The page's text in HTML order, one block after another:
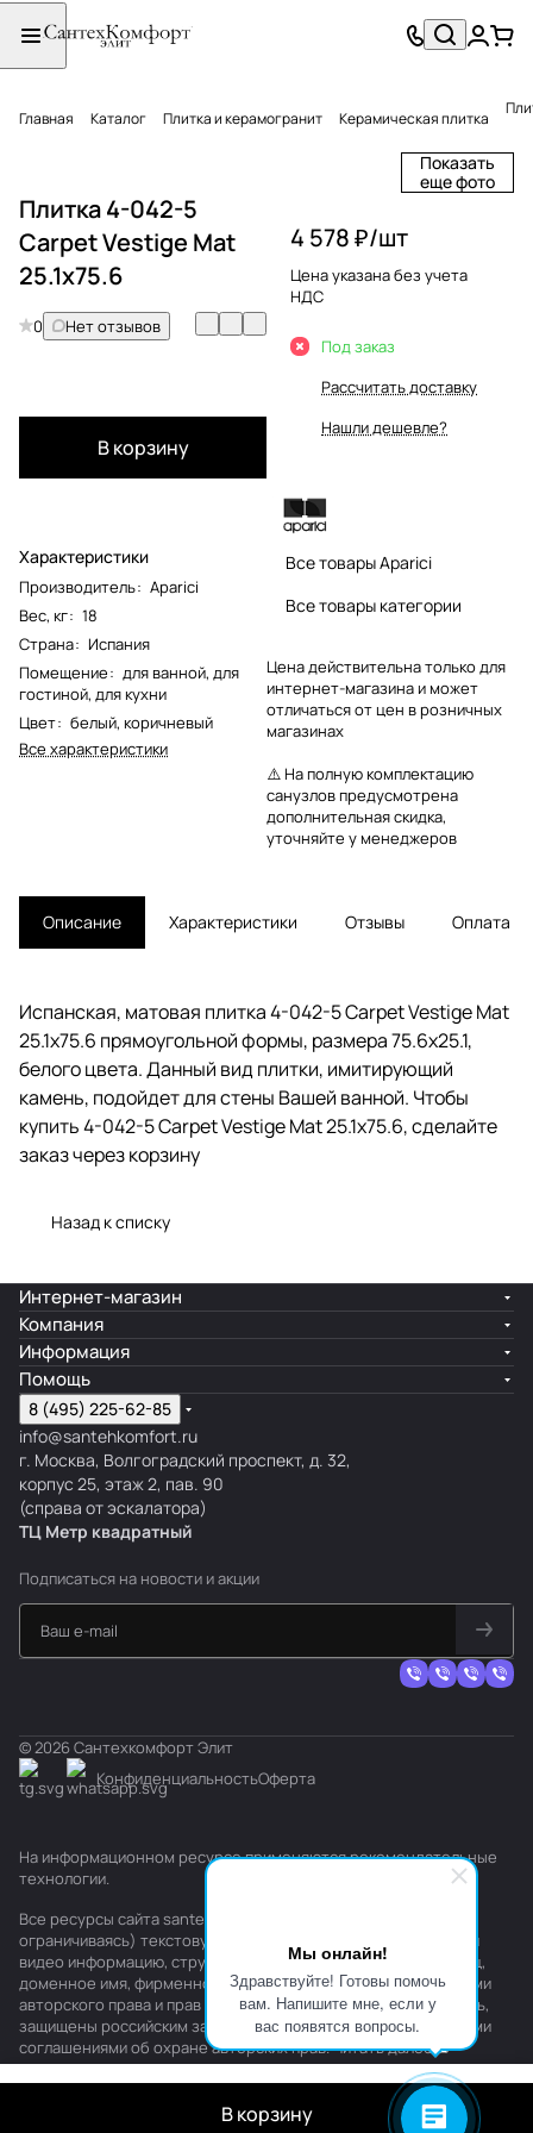
Мы онлайн!
Здравствуйте! Готовы помочь
вам. Напишите мне, если у
вас появятся вопросы.
Главная Каталог Плитка и керамогранит Керамическая плитка
Показать
еще фото
Плитка 4-042-5
Carpet Vestige Mat
25.1x75.6
0 Нет отзывов
В корзину
Характеристики
Производитель: Aparici
Вес, кг: 18
Страна: Испания
Помещение: для ванной, для
гостиной, для кухни
Цвет: белый, коричневый
Все характеристики
4 578 ₽/шт
Цена указана без учета
НДС
Под заказ
Рассчитать доставку
Нашли дешевле?
Все товары Aparici
Все товары категории
Цена действительна только для
интернет-магазина и может
отличаться от цен в розничных
магазинах
⚠️ На полную комплектацию
санузлов предусмотрена
дополнительная скидка,
уточняйте у менеджеров
Описание Характеристики Отзывы Оплата
Испанская, матовая плитка 4-042-5 Carpet Vestige Mat
25.1x75.6 прямоугольной формы, размера 75.6x25.1,
белого цвета. Данный вид плитки, имитирующий
камень, подойдет для стены Вашей ванной. Чтобы
купить 4-042-5 Carpet Vestige Mat 25.1x75.6, сделайте
заказ через корзину
Назад к списку
В корзину
Интернет-магазин
Компания
Информация
Помощь
8 (495) 225-62-85
info@santehkomfort.ru
г. Москва, Волгоградский проспект, д. 32,
корпус 25, этаж 2, пав. 90
(справа от эскалатора)
ТЦ Метр квадратный
Подписаться на новости и акции
© 2026 Сантехкомфорт Элит
КонфиденциальностьОферта
На информационном ресурсе применяютсярекомендательные
технологии.
Все ресурсы сайта santehkomfort.ru, включая (но не
ограничиваясь) текстовую, графическую, фотографическую и
видео информацию, структуру, дизайн и оформление страниц,
доменное имя, фирменное наименование являются объектами
авторского права и прав на интеллектуальную собственность,
защищены российским законодательством и международными
соглашениями об охране авторских прав.Читать далее